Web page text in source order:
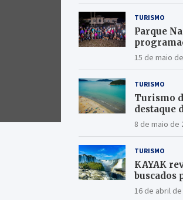
TURISMO
Parque
15 de maio
TURISMO
Turismo
destaque
America
8 de maio de
TURISMO
KAYAK
buscados
16 de abril de